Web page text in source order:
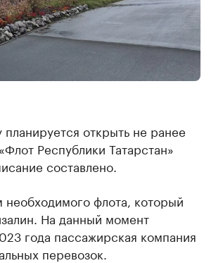
открыть не ранее
Республики Татарстан»
составлено.
флота, который
На данный момент
года пассажирская компания
перевозок.